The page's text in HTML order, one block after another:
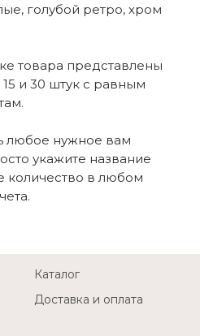
голубой ретро, хром
товара представлены
и 30 штук с равным
любое нужное вам
укажите название
количество в любом
Каталог
Доставка и оплата